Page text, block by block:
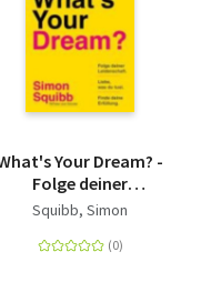
Your Dream? -
Folge deiner
Leidenschaft, liebe,
deine Erfüllung. | Der
Squibb, Simon